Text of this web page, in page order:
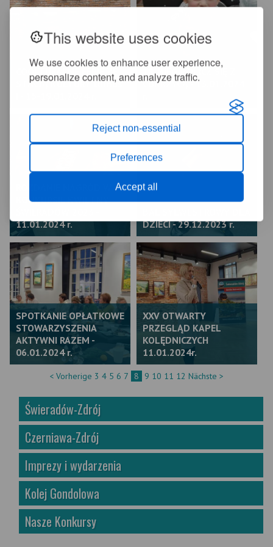
This website uses cookies
We use cookies to enhance user experience,
personalize content, and analyze traffic.
Reject non-essential
Preferences
Accept all
COOLTURALNE FERIE ZE
STACJĄ KULTURY turnus
18. BIEG POLICZ SIĘ Z
CUKRZYCĄ - 13.01.2024
KONKURSIE KWIETNY
11.01.2024 r.
DZIECI - 29.12.2023 r.
SPOTKANIE OPŁATKOWE
STOWARZYSZENIA
AKTYWNI RAZEM -
06.01.2024 r.
XXV OTWARTY
PRZEGLĄD KAPEL
KOLĘDNICZYCH
11.01.2024r.
< Vorherige 3 4 5 6 7 8 9 10 11 12 Nächste >
Świeradów-Zdrój
Czerniawa-Zdrój
Imprezy i wydarzenia
Kolej Gondolowa
Nasze Konkursy